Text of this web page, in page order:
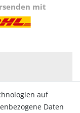
mit
auf
Daten